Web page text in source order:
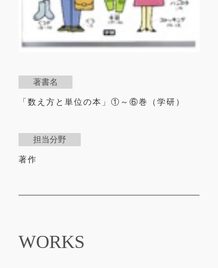
著書名
「数え方と単位の本」①～⑥巻（学研）
担当分野
著作
WORKS